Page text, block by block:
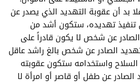
بد أن عقوبة التهديد الذي يصدر عن
تهديده، ستكون أشد من
عن شخص لا يكون قادراً على
الصادر عن شخص بالغ راشد عاقل
واستخدامه ستكون عقوبته
عن طفل أو قاصر أو امرأة لا